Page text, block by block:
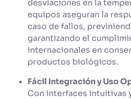
desviaciones en la
equipos aseguran la
caso de fallos,
garantizando el
internacionales en
productos biológicos.
Fácil Integración y Uso
Con interfaces intuitivas